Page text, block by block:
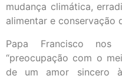
mudança climática,
alimentar e conservação
Papa Francisco nos
“preocupação com o
de um amor sincero